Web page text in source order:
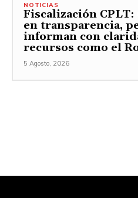
NOTICIAS
Fiscalización CPLT:
en transparencia,
informan con
recursos como el
5 Agosto, 2026